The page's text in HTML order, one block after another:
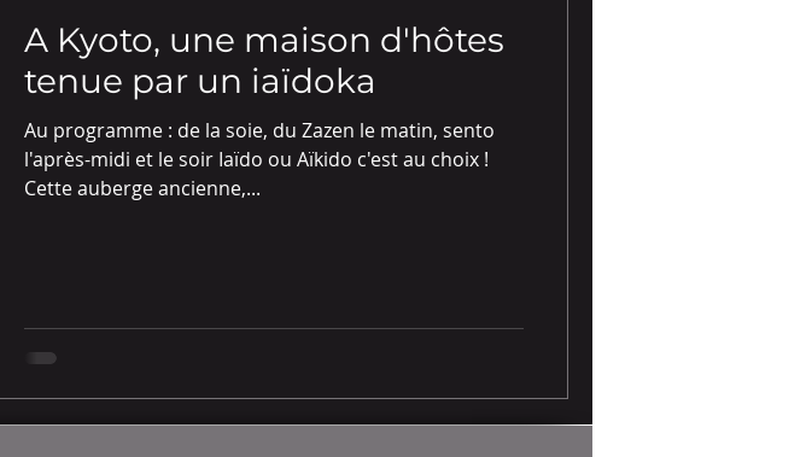
A Kyoto, une maison d'hôtes
tenue par un iaïdoka
Au programme : de la soie, du Zazen le matin, sento
l'après-midi et le soir Iaïdo ou Aïkido c'est au choix !
Cette auberge ancienne,...